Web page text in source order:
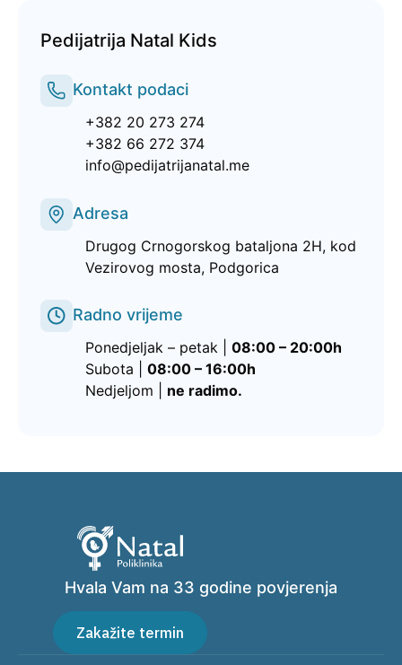
Pedijatrija Natal Kids
Kontakt podaci
+382 20 273 274
+382 66 272 374
info@pedijatrijanatal.me
Adresa
Drugog Crnogorskog bataljona 2H, kod
Vezirovog mosta, Podgorica
Radno vrijeme
Ponedjeljak – petak | 08:00 – 20:00h
Subota | 08:00 – 16:00h
Nedjeljom | ne radimo.
Hvala Vam na 33 godine povjerenja
Zakažite termin